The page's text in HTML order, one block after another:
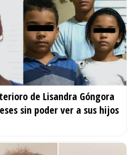
de Lisandra Góngora
sin poder ver a sus hijos